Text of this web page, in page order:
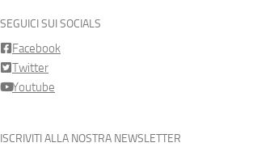
SEGUICI SUI SOCIALS
Facebook
Twitter
Youtube
ISCRIVITI ALLA NOSTRA NEWSLETTER